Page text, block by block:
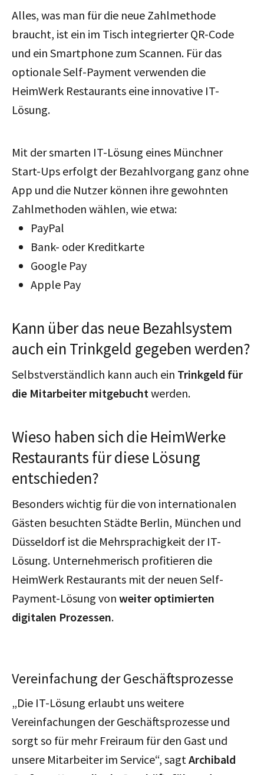
Alles, was man für die neue Zahlmethode
braucht, ist ein im Tisch integrierter QR-Code
und ein Smartphone zum Scannen. Für das
optionale Self-Payment verwenden die
HeimWerk Restaurants eine innovative IT-
Lösung.
Mit der smarten IT-Lösung eines Münchner
Start-Ups erfolgt der Bezahlvorgang ganz ohne
App und die Nutzer können ihre gewohnten
Zahlmethoden wählen, wie etwa:
PayPal
Bank- oder Kreditkarte
Google Pay
Apple Pay
Kann über das neue Bezahlsystem
auch ein Trinkgeld gegeben werden?
Selbstverständlich kann auch ein Trinkgeld für
die Mitarbeiter mitgebucht werden.
Wieso haben sich die HeimWerke
Restaurants für diese Lösung
entschieden?
Besonders wichtig für die von internationalen
Gästen besuchten Städte Berlin, München und
Düsseldorf ist die Mehrsprachigkeit der IT-
Lösung. Unternehmerisch profitieren die
HeimWerk Restaurants mit der neuen Self-
Payment-Lösung von weiter optimierten
digitalen Prozessen.
Vereinfachung der Geschäftsprozesse
„Die IT-Lösung erlaubt uns weitere
Vereinfachungen der Geschäftsprozesse und
sorgt so für mehr Freiraum für den Gast und
unsere Mitarbeiter im Service“, sagt Archibald